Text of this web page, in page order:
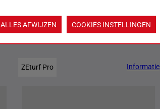
ZEturf Pro Informatie
ALLES AFWIJZEN COOKIES INSTELLINGEN